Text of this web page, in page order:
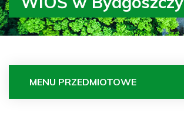
MENU PRZEDMIOTOWE